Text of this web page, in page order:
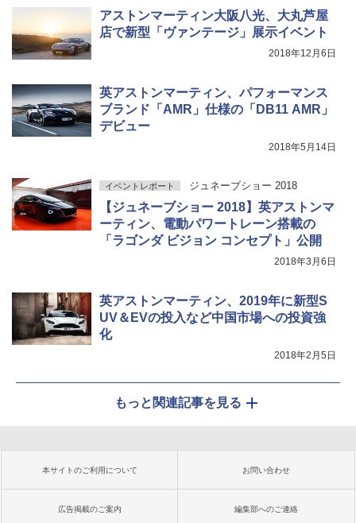
アストンマーティン大阪八光、大丸芦屋
店で新型「ヴァンテージ」展示イベント
2018年12月6日
英アストンマーティン、パフォーマンス
ブランド「AMR」仕様の「DB11 AMR」
デビュー
2018年5月14日
イベントレポート ジュネーブショー 2018
【ジュネーブショー 2018】英アストンマ
ーティン、電動パワートレーン搭載の
「ラゴンダ ビジョン コンセプト」公開
2018年3月6日
英アストンマーティン、2019年に新型S
UV＆EVの投入など中国市場への投資強
化
2018年2月5日
もっと関連記事を見る
本サイトのご利用について お問い合わせ
広告掲載のご案内 編集部へのご連絡